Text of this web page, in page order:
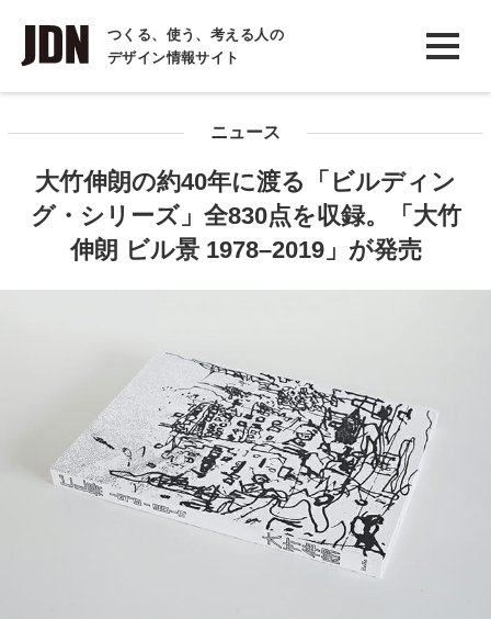
つくる、使う、考える人の
デザイン情報サイト
INTERVIEW
インタビュー
COLUMN
コラム
ニュース
大竹伸朗の約40年に渡る「ビルディン
グ・シリーズ」全830点を収録。「大竹
伸朗 ビル景 1978–2019」が発売